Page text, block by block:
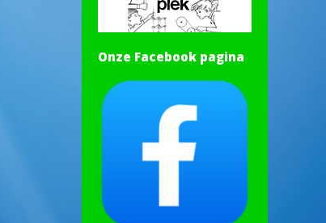
Onze Facebook pagina